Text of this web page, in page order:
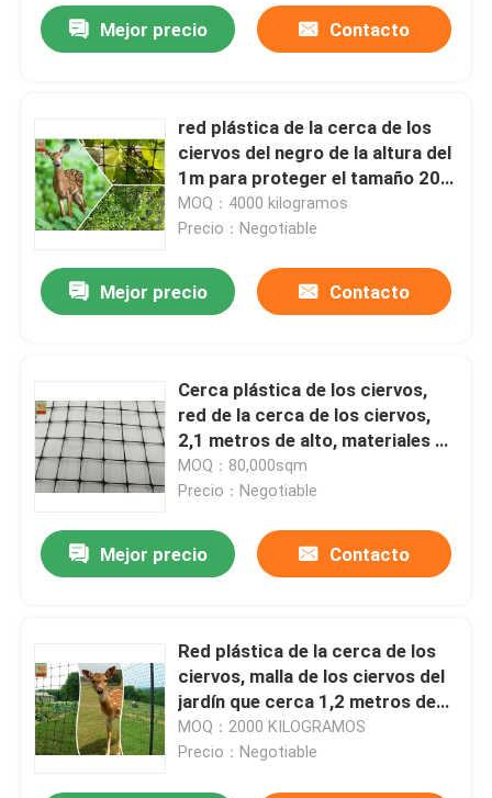
Mejor precio Contacto
red plástica de la cerca de los
ciervos del negro de la altura del
1m para proteger el tamaño 20m
m del agujero de las plantas
MOQ：4000 kilogramos
Precio：Negotiable
Mejor precio Contacto
Cerca plástica de los ciervos,
red de la cerca de los ciervos,
2,1 metros de alto, materiales de
los PP, color negro
MOQ：80,000sqm
Precio：Negotiable
Mejor precio Contacto
Red plástica de la cerca de los
ciervos, malla de los ciervos del
jardín que cerca 1,2 metros de
altura
MOQ：2000 KILOGRAMOS
Precio：Negotiable